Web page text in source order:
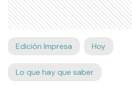
Edición Impresa Hoy
Lo que hay que saber